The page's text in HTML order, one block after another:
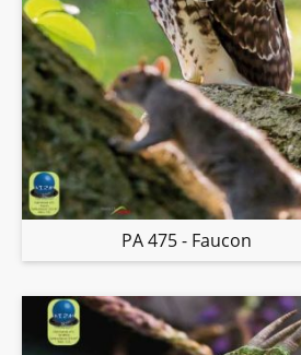
PA 475 - Faucon